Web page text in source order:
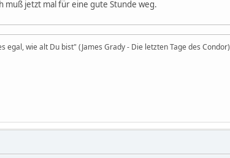
muß jetzt mal für eine gute Stunde weg.
wie alt Du bist" (James Grady - Die letzten Tage des Condor)